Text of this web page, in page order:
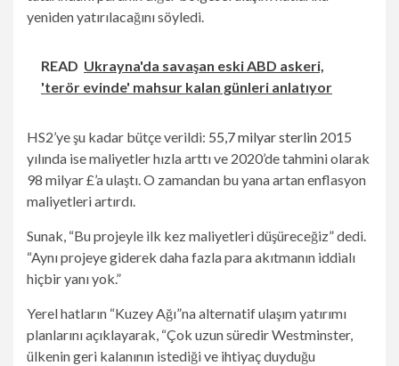
yeniden yatırılacağını söyledi.
READ Ukrayna'da savaşan eski ABD askeri,
'terör evinde' mahsur kalan günleri anlatıyor
HS2’ye şu kadar bütçe verildi: 55,7 milyar sterlin 2015
yılında ise maliyetler hızla arttı ve 2020’de tahmini olarak
98 milyar £’a ulaştı. O zamandan bu yana artan enflasyon
maliyetleri artırdı.
Sunak, “Bu projeyle ilk kez maliyetleri düşüreceğiz” dedi.
“Aynı projeye giderek daha fazla para akıtmanın iddialı
hiçbir yanı yok.”
Yerel hatların “Kuzey Ağı”na alternatif ulaşım yatırımı
planlarını açıklayarak, “Çok uzun süredir Westminster,
ülkenin geri kalanının istediği ve ihtiyaç duyduğu